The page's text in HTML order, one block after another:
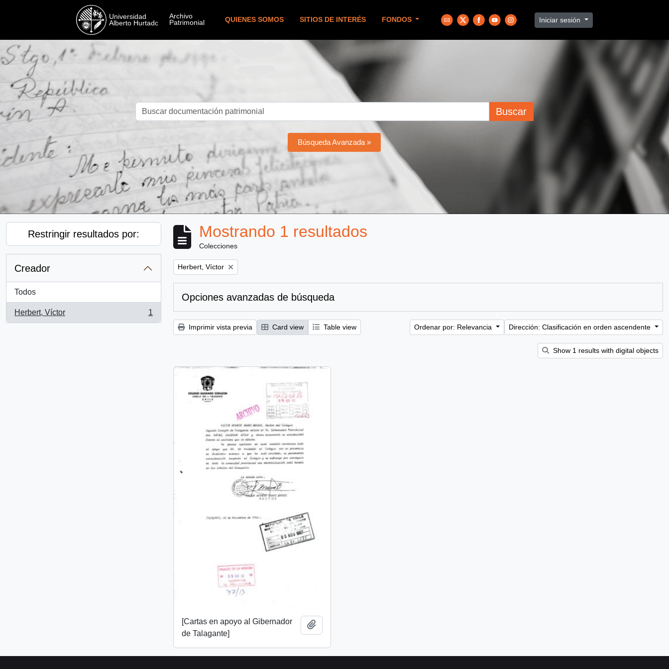
QUIENES SOMOS SITIOS DE INTERÉS FONDOS Iniciar sesión
Buscar
Búsqueda Avanzada »
Restringir resultados por:
Creador
Todos
Herbert, Víctor
, 1 resultados
1
Mostrando 1 resultados
Colecciones
Remove filter:
Herbert, Víctor
Opciones avanzadas de búsqueda
Imprimir vista previa Card view Table view Ordenar por: Relevancia Dirección: Clasificación en orden ascendente
Show 1 results with digital objects
[Cartas en apoyo al Gibernador
de Talagante]